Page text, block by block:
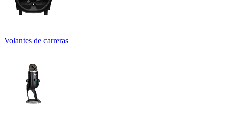
Volantes de carreras